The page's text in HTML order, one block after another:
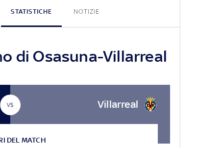
STATISTICHE NOTIZIE
di Osasuna-Villarreal
VS Villarreal
DEL MATCH